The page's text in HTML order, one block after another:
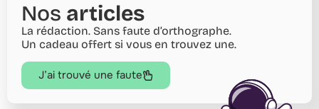
Nos articles
La rédaction. Sans faute d’orthographe.
Un cadeau offert si vous en trouvez une.
J’ai trouvé une faute